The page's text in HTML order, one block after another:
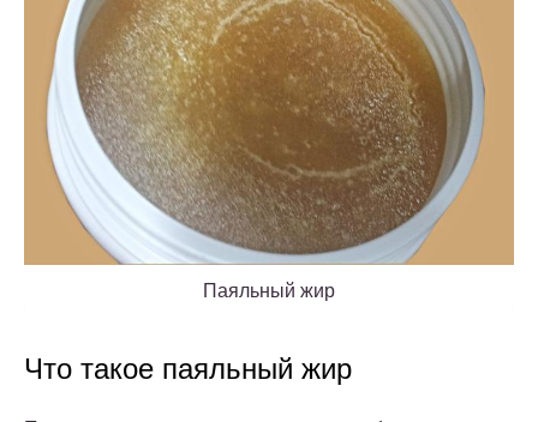
Паяльный жир
Что такое паяльный жир